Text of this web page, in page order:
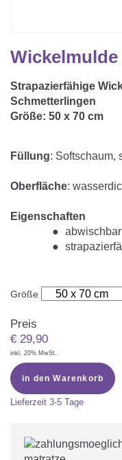
TEXTILIEN
Bettwäsche
Mulltücher
Wickelmulde
Strapazierfähige
Schmetterlingen
Größe: 50 x 70 cm
Füllung: Softschaum,
Oberfläche:
Eigenschaften
abwischbar
Größe
Preis
€ 29,90
inkl. 20% MwSt.
in den Warenkorb
Lieferzeit 3-5 Tage